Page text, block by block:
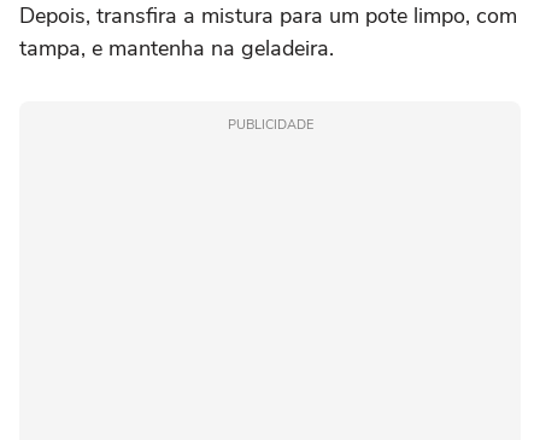
Depois, transfira a mistura para um pote limpo, com
tampa, e mantenha na geladeira.
PUBLICIDADE